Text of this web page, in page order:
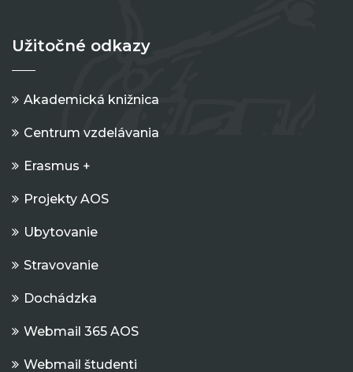
Užitočné odkazy
Akademická knižnica
Centrum vzdelávania
Erasmus +
Projekty AOS
Ubytovanie
Stravovanie
Dochádzka
Webmail 365 AOS
Webmail študenti